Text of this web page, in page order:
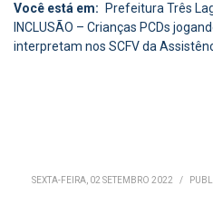
Você está em: Prefeitura Três
INCLUSÃO – Crianças PCDs
interpretam nos SCFV da
SEXTA-FEIRA, 02 SETEMBRO 2022 /